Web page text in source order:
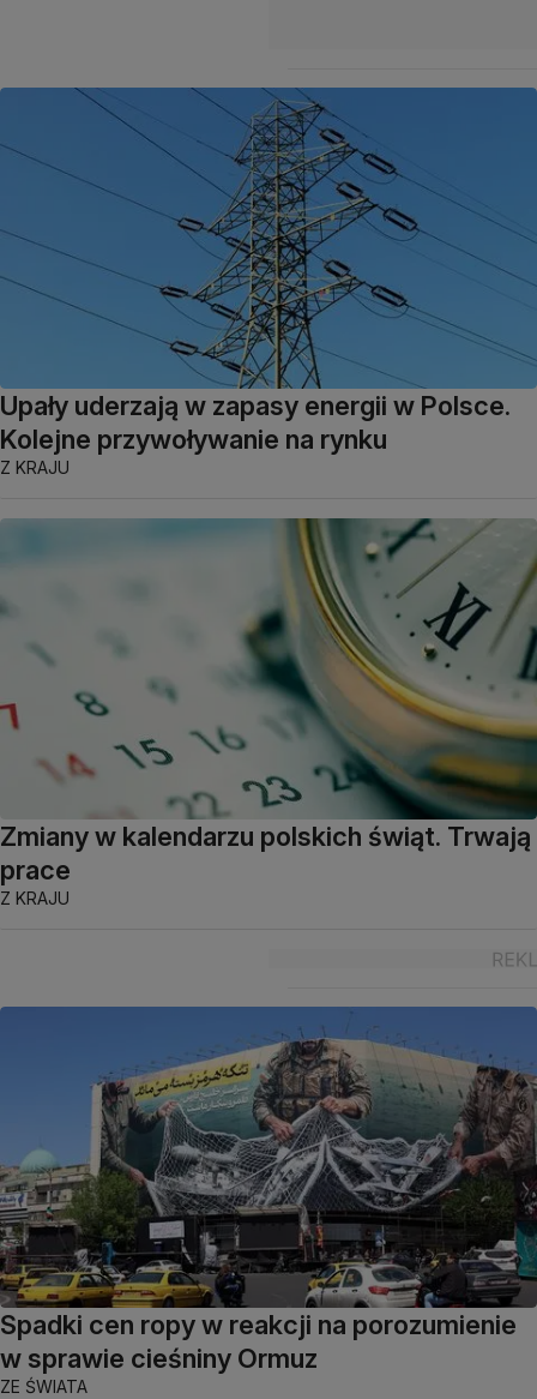
Upały uderzają w zapasy energii w Polsce.
Kolejne przywoływanie na rynku
Z KRAJU
Zmiany w kalendarzu polskich świąt. Trwają
prace
Z KRAJU
Spadki cen ropy w reakcji na porozumienie
w sprawie cieśniny Ormuz
ZE ŚWIATA